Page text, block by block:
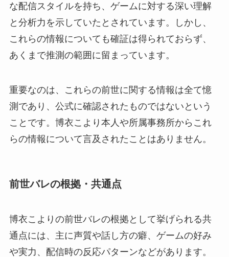
な配信スタイルを持ち、ゲームに対する深い理解
と分析力を示していたとされています。しかし、
これらの情報についても確証は得られておらず、
あくまで推測の範囲に留まっています。
重要なのは、これらの前世に関する情報は全て憶
測であり、公式に確認されたものではないという
ことです。博衣こより本人や所属事務所からこれ
らの情報について言及されたことはありません。
前世バレの根拠・共通点
博衣こよりの前世バレの根拠として挙げられる共
通点には、主に声質や話し方の癖、ゲームの好み
や実力、配信時の反応パターンなどがあります。